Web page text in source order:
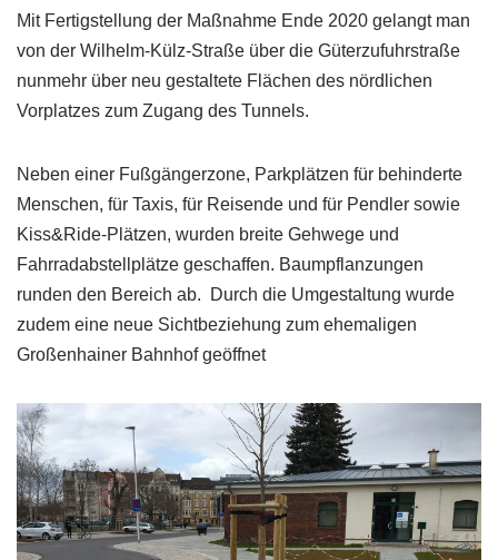
Mit Fertigstellung der Maßnahme Ende 2020 gelangt man
von der Wilhelm-Külz-Straße über die Güterzufuhrstraße
nunmehr über neu gestaltete Flächen des nördlichen
Vorplatzes zum Zugang des Tunnels.
Neben einer Fußgängerzone, Parkplätzen für behinderte
Menschen, für Taxis, für Reisende und für Pendler sowie
Kiss&Ride-Plätzen, wurden breite Gehwege und
Fahrradabstellplätze geschaffen. Baumpflanzungen
runden den Bereich ab. Durch die Umgestaltung wurde
zudem eine neue Sichtbeziehung zum ehemaligen
Großenhainer Bahnhof geöffnet